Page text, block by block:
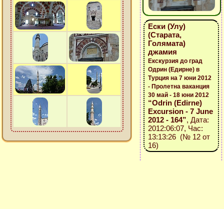
Ески (Улу)
(Старата,
Голямата)
джамия
Екскурзия до град
Одрин (Едирне) в
Турция на 7 юни 2012
- Пролетна ваканция
30 май - 18 юни 2012
“Odrin (Edirne)
Excursion - 7 June
2012 - 164”, Дата:
2012:06:07, Час:
13:13:26 (№ 12 от
16)